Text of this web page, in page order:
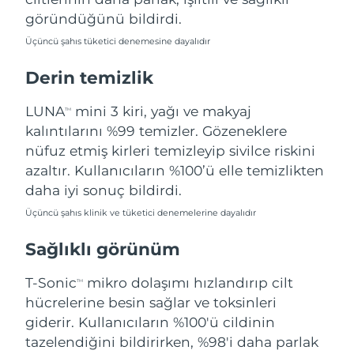
göründüğünü bildirdi.
Üçüncü şahıs tüketici denemesine dayalıdır
Derin temizlik
LUNATM
mini 3 kiri, yağı ve makyaj
kalıntılarını %99 temizler. Gözeneklere
nüfuz etmiş kirleri temizleyip sivilce riskini
azaltır. Kullanıcıların %100’ü elle temizlikten
daha iyi sonuç bildirdi.
Üçüncü şahıs klinik ve tüketici denemelerine dayalıdır
Sağlıklı görünüm
T-SonicTM
mikro dolaşımı hızlandırıp cilt
hücrelerine besin sağlar ve toksinleri
giderir. Kullanıcıların %100'ü cildinin
tazelendiğini bildirirken, %98'i daha parlak
Filipinler
Porto Riko Tahmini teslim tarihi
Katar Tahmini teslim tarihi8/9/26
Reunion
Romanya
Rusya Tahmini teslim tarihi
Suudi Arabistan
Singapur Tahmini teslim tarihi8/10/26